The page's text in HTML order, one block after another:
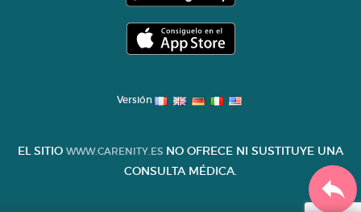
Versión
EL SITIO WWW.CARENITY.ES NO OFRECE NI SUSTITUYE UNA
CONSULTA MÉDICA.